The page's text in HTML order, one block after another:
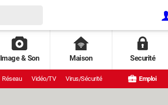
Image & Son Maison Securité
Réseau Vidéo/TV Virus/Sécurité Emploi